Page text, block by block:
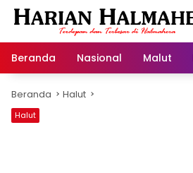
Langsung
Beranda
Nasional Malut
Beranda Halut
Halut